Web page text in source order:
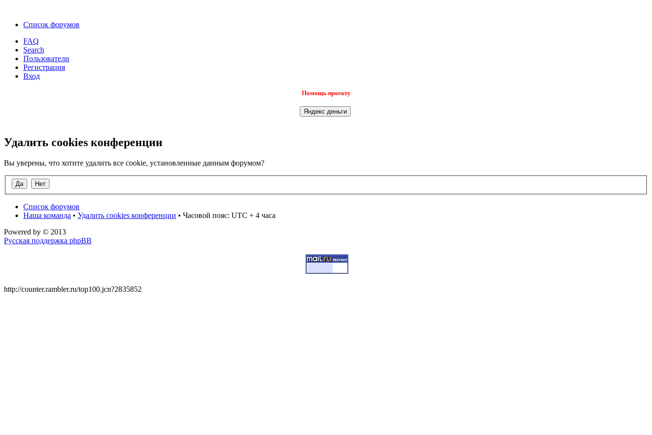
Список форумов
FAQ
Search
Пользователи
Регистрация
Вход
Помощь проекту
Удалить cookies конференции
Вы уверены, что хотите удалить все cookie, установленные данным форумом?
Список форумов
Наша команда • Удалить cookies конференции • Часовой пояс: UTC + 4 часа
Powered by © 2013
Русская поддержка phpBB
http://counter.rambler.ru/top100.jcn?2835852